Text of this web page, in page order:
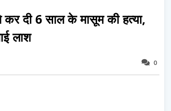
दी 6 साल के मासूम की हत्या,
लाश
0